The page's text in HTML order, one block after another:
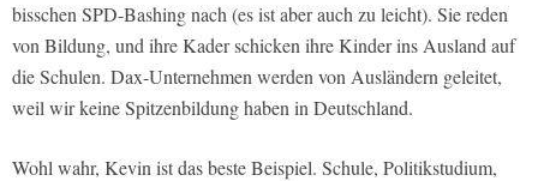
bisschen SPD-Bashing nach (es ist aber auch zu leicht). Sie reden
von Bildung, und ihre Kader schicken ihre Kinder ins Ausland auf
die Schulen. Dax-Unternehmen werden von Ausländern geleitet,
weil wir keine Spitzenbildung haben in Deutschland.
Wohl wahr, Kevin ist das beste Beispiel. Schule, Politikstudium,